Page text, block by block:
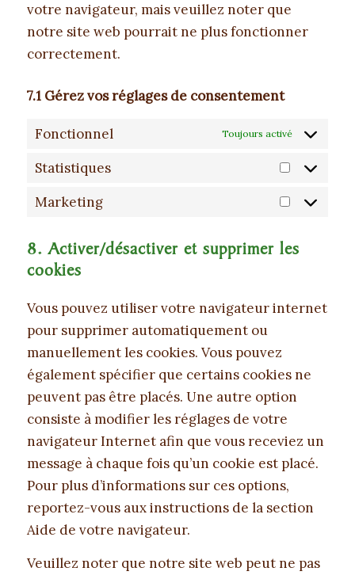
votre navigateur, mais veuillez noter que
notre site web pourrait ne plus fonctionner
correctement.
7.1 Gérez vos réglages de consentement
Fonctionnel Toujours activé
Statistiques
Marketing
8. Activer/désactiver et supprimer les
cookies
Vous pouvez utiliser votre navigateur internet
pour supprimer automatiquement ou
manuellement les cookies. Vous pouvez
également spécifier que certains cookies ne
peuvent pas être placés. Une autre option
consiste à modifier les réglages de votre
navigateur Internet afin que vous receviez un
message à chaque fois qu’un cookie est placé.
Pour plus d’informations sur ces options,
reportez-vous aux instructions de la section
Aide de votre navigateur.
Veuillez noter que notre site web peut ne pas